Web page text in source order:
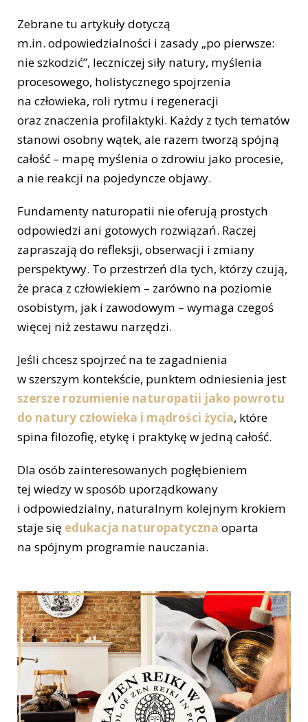
Zebrane tu artykuły dotyczą
m.in. odpowiedzialności i zasady „po pierwsze:
nie szkodzić”, leczniczej siły natury, myślenia
procesowego, holistycznego spojrzenia
na człowieka, roli rytmu i regeneracji
oraz znaczenia profilaktyki. Każdy z tych tematów
stanowi osobny wątek, ale razem tworzą spójną
całość – mapę myślenia o zdrowiu jako procesie,
a nie reakcji na pojedyncze objawy.
Fundamenty naturopatii nie oferują prostych
odpowiedzi ani gotowych rozwiązań. Raczej
zapraszają do refleksji, obserwacji i zmiany
perspektywy. To przestrzeń dla tych, którzy czują,
że praca z człowiekiem – zarówno na poziomie
osobistym, jak i zawodowym – wymaga czegoś
więcej niż zestawu narzędzi.
Jeśli chcesz spojrzeć na te zagadnienia
w szerszym kontekście, punktem odniesienia jest
szersze rozumienie naturopatii jako powrotu
do natury człowieka i mądrości życia, które
spina filozofię, etykę i praktykę w jedną całość.
Dla osób zainteresowanych pogłębieniem
tej wiedzy w sposób uporządkowany
i odpowiedzialny, naturalnym kolejnym krokiem
staje się edukacja naturopatyczna oparta
na spójnym programie nauczania.